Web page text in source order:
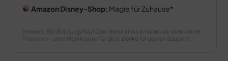
Amazon Disney-Shop: Magie für Zuhause
Hinweis: Bei Buchung/Kauf über diese Links erhalten wir eine kleine
Provision – ohne Mehrkosten für dich. Danke für deinen Support!